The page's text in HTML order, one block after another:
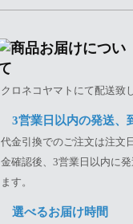
クロネコヤマトにて配送致
3営業日以内の発送、
代金引換でのご注文は注文
金確認後、3営業日以内に
ます。
選べるお届け時間